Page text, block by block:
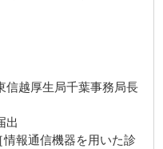
信越厚生局千葉事務局長
出
情報通信機器を用いた診